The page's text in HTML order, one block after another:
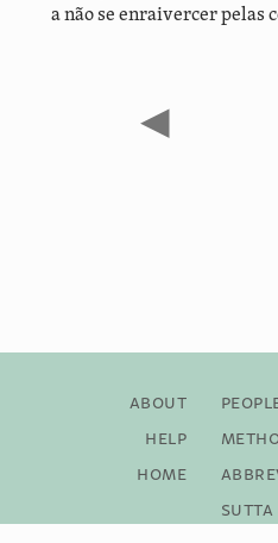
a não se enraivercer pelas
◀
About
Help
Home
Sutta